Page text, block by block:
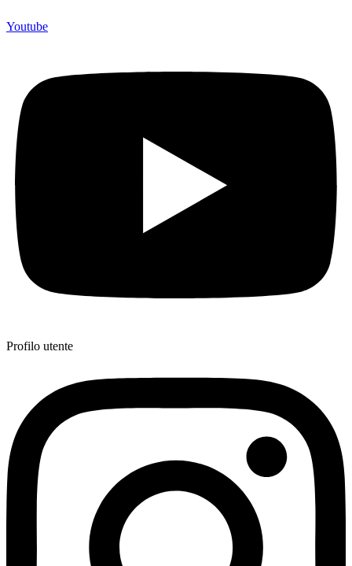
Youtube
Profilo utente